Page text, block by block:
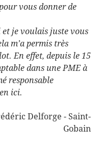
vous donner de
je voulais juste vous
m’a permis très
En effet, depuis le 15
dans une PME à
responsable
ici.
Delforge - Saint-
Gobain